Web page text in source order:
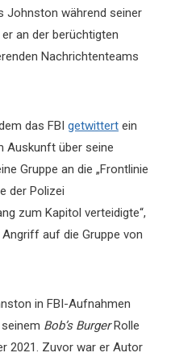
Johnston während seiner
an der berüchtigten
Nachrichtenteams
das FBI getwittert ein
Auskunft über seine
Gruppe an die „Frontlinie
der Polizei
zum Kapitol verteidigte“,
auf die Gruppe von
in FBI-Aufnahmen
Bob’s BurgerRolle
2021. Zuvor war er Autor